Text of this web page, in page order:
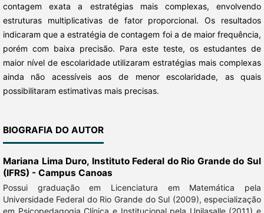
contagem exata a estratégias mais complexas, envolvendo
estruturas multiplicativas de fator proporcional. Os resultados
indicaram que a estratégia de contagem foi a de maior frequência,
porém com baixa precisão. Para este teste, os estudantes de
maior nível de escolaridade utilizaram estratégias mais complexas
ainda não acessíveis aos de menor escolaridade, as quais
possibilitaram estimativas mais precisas.
BIOGRAFIA DO AUTOR
Mariana Lima Duro, Instituto Federal do Rio Grande do Sul
(IFRS) - Campus Canoas
Possui graduação em Licenciatura em Matemática pela
Universidade Federal do Rio Grande do Sul (2009), especialização
em Psicopedagogia Clínica e Institucional pela Unilasalle (2011) e